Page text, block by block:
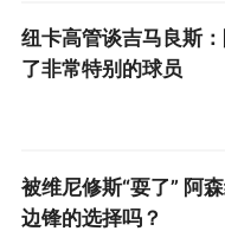
一场点球获胜，我
道，我参加的比赛
赛，就是说我们的
欧洲考察见闻坚
纽卡高管谈吉马良斯
了非常特别的球员
被维尼修斯“耍了” 阿
边锋的选择吗？